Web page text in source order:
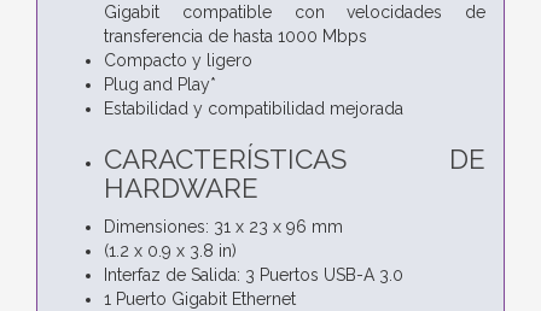
Gigabit compatible con velocidades de
transferencia de hasta 1000 Mbps
Compacto y ligero
Plug and Play*
Estabilidad y compatibilidad mejorada
CARACTERÍSTICAS DE
HARDWARE
Dimensiones: 31 x 23 x 96 mm
(1.2 x 0.9 x 3.8 in)
Interfaz de Salida: 3 Puertos USB-A 3.0
1 Puerto Gigabit Ethernet